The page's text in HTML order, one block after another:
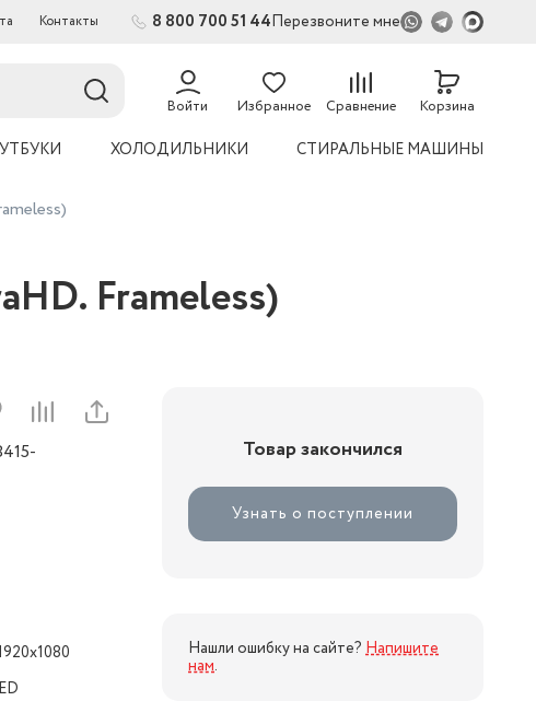
Контакты 8 800 700 51 44Перезвоните мне
Войти Избранное Сравнение Корзина
ХОЛОДИЛЬНИКИ СТИРАЛЬНЫЕ МАШИНЫ
Frameless)
Товар закончился
Узнать о поступлении
Нашли ошибку на сайте? Напишите
нам.